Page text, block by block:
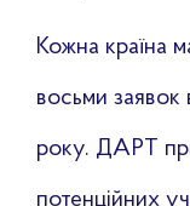
Кожна країна
восьми
року. ДАРТ
потенційних